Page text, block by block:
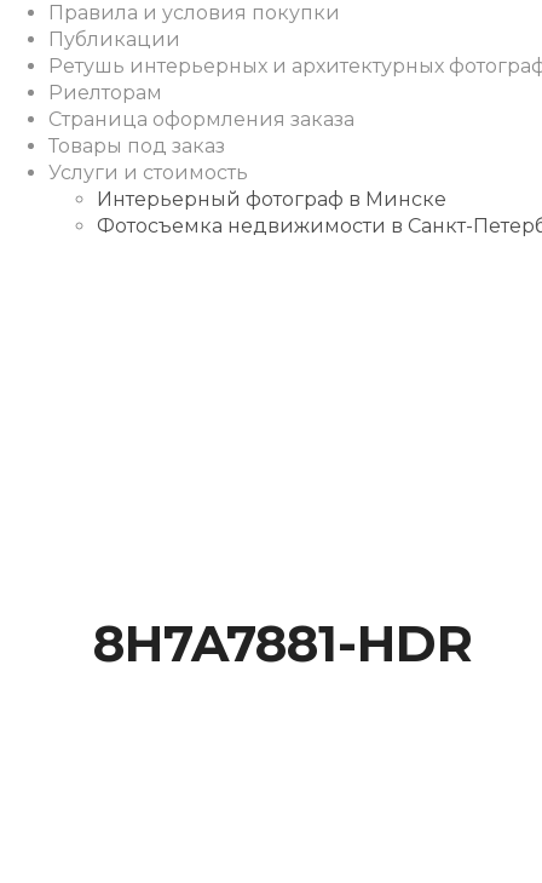
Правила и условия покупки
Публикации
Ретушь интерьерных и архитектурных
Риелторам
Страница оформления заказа
Товары под заказ
Услуги и стоимость
Интерьерный фотограф в Минске
Фотосъемка недвижимости в Санкт-
8H7A7881-HDR